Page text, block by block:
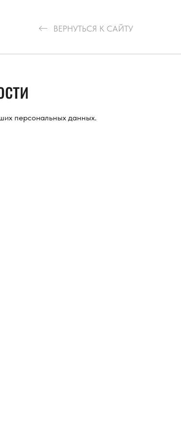
ВЕРНУТЬСЯ К САЙТУ
персональных данных.